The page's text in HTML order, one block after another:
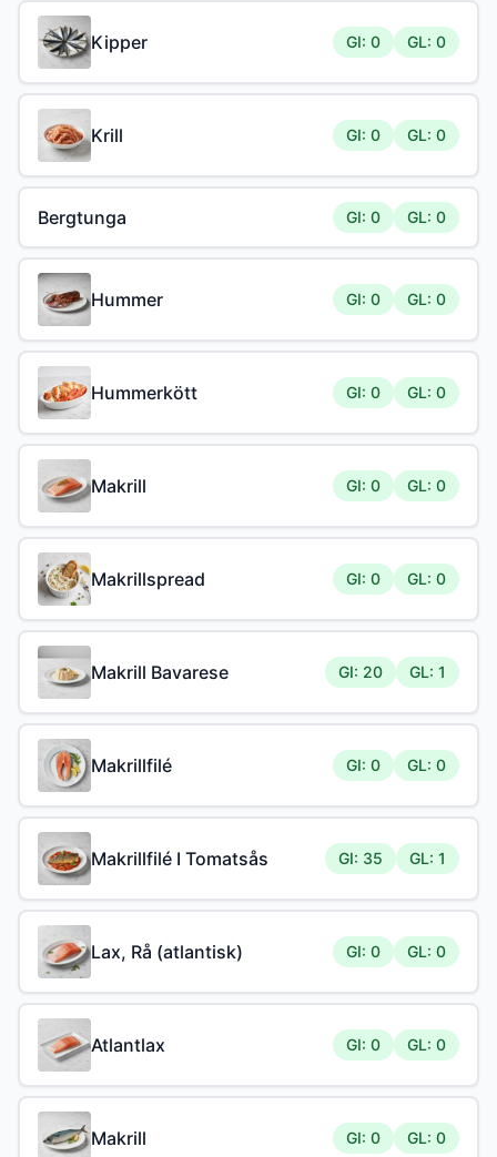
Kipper GI: 0 GL: 0
Krill GI: 0 GL: 0
Bergtunga GI: 0 GL: 0
Hummer GI: 0 GL: 0
Hummerkött GI: 0 GL: 0
Makrill GI: 0 GL: 0
Makrillspread GI: 0 GL: 0
Makrill Bavarese GI: 20 GL: 1
Makrillfilé GI: 0 GL: 0
Makrillfilé I Tomatsås GI: 35 GL: 1
Lax, Rå (atlantisk) GI: 0 GL: 0
Atlantlax GI: 0 GL: 0
Makrill GI: 0 GL: 0